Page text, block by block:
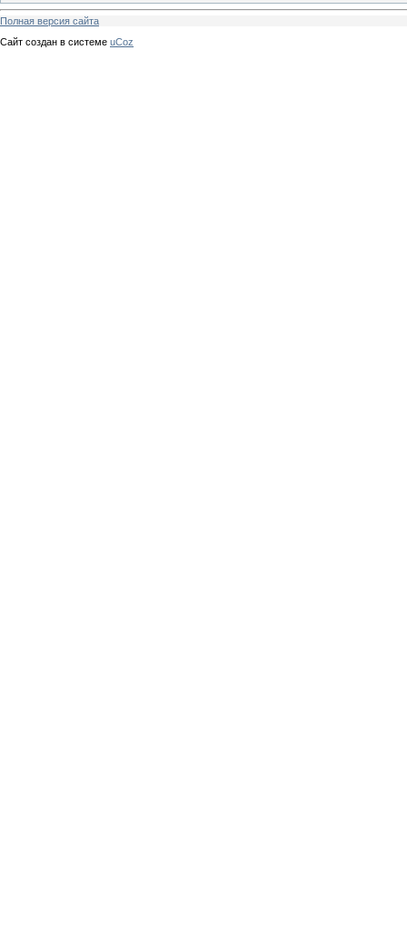
Полная версия сайта
Сайт создан в системе uCoz